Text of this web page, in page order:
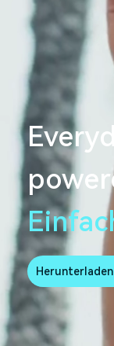
Herunterladen